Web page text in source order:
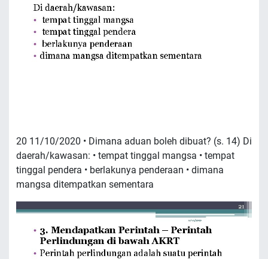
20 11/10/2020 • Dimana aduan boleh dibuat? (s. 14) Di
daerah/kawasan: • tempat tinggal mangsa • tempat
tinggal pendera • berlakunya penderaan • dimana
mangsa ditempatkan sementara